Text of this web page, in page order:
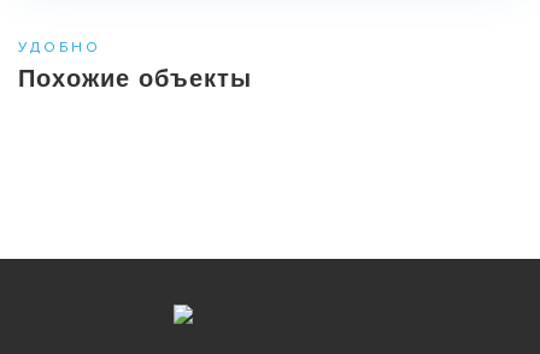
УДОБНО
Похожие объекты